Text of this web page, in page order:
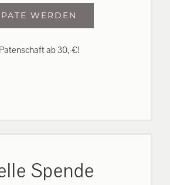
PATE WERDEN
Patenschaft ab 30,-€!
Spende